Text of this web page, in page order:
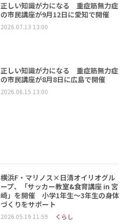
正しい知識が力になる 重症筋無力症
の市民講座が9月12日に愛知で開催
2026.07.13 13:00
正しい知識が力になる 重症筋無力症
の市民講座が8月8日に広島で開催
2026.06.15 13:00
横浜F・マリノス×日清オイリオグル
ープ、「サッカー教室&食育講座 in 宮
崎」を開催 小学1年生～3年生の身体
づくりをサポート
2026.05.19 11:59 くらし